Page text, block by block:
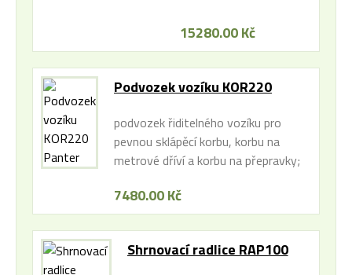
15280.00 Kč
Podvozek vozíku KOR220
podvozek řiditelného vozíku pro
pevnou sklápěcí korbu, korbu na
metrové dříví a korbu na přepravky;
nákladem; nosnost 220 kg;
kompatibilita s pohonnými
jednotkami Panter
7480.00 Kč
Shrnovací radlice RAP100